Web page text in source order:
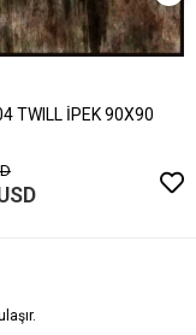
TWILL İPEK 90X90